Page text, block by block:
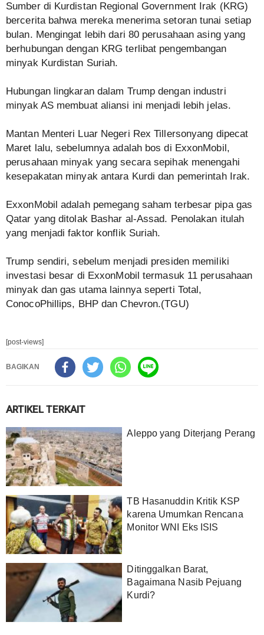
Sumber di Kurdistan Regional Government Irak (KRG)
bercerita bahwa mereka menerima setoran tunai setiap
bulan. Mengingat lebih dari 80 perusahaan asing yang
berhubungan dengan KRG terlibat pengembangan
minyak Kurdistan Suriah.
Hubungan lingkaran dalam Trump dengan industri
minyak AS membuat aliansi ini menjadi lebih jelas.
Mantan Menteri Luar Negeri Rex Tillersonyang dipecat
Maret lalu, sebelumnya adalah bos di ExxonMobil,
perusahaan minyak yang secara sepihak menengahi
kesepakatan minyak antara Kurdi dan pemerintah Irak.
ExxonMobil adalah pemegang saham terbesar pipa gas
Qatar yang ditolak Bashar al-Assad. Penolakan itulah
yang menjadi faktor konflik Suriah.
Trump sendiri, sebelum menjadi presiden memiliki
investasi besar di ExxonMobil termasuk 11 perusahaan
minyak dan gas utama lainnya seperti Total,
ConocoPhillips, BHP dan Chevron.(TGU)
[post-views]
BAGIKAN
ARTIKEL TERKAIT
Aleppo yang Diterjang Perang
TB Hasanuddin Kritik KSP
karena Umumkan Rencana
Monitor WNI Eks ISIS
Ditinggalkan Barat,
Bagaimana Nasib Pejuang
Kurdi?